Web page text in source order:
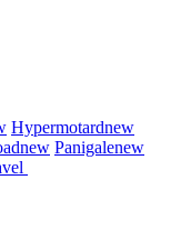
Hypermotardnew
new Panigalenew